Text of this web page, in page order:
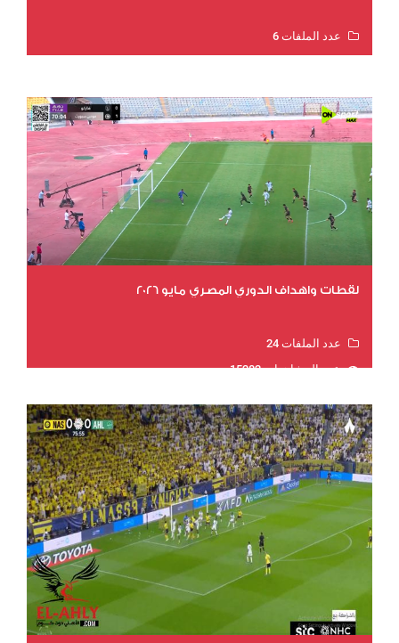
عدد الملفات 6
لقطات واهداف الدوري المصري مايو 2026
عدد الملفات 24
عدد المشاهدات 15282